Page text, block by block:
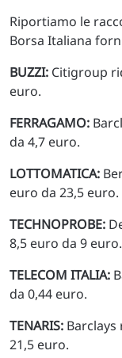
Riportiamo le
Borsa Italiana
BUZZI: Citigroup
euro.
FERRAGAMO:
da 4,7 euro.
LOTTOMATICA:
euro da 23,5 euro.
TECHNOPROBE:
8,5 euro da 9 euro.
TELECOM ITALIA:
da 0,44 euro.
TENARIS:
21,5 euro.